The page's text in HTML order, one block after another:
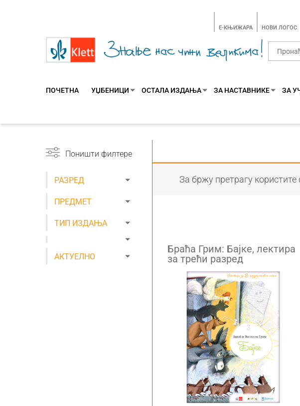
E-КЊИЖАРА НОВИ ЛОГОС
ПОЧЕТНА УЏБЕНИЦИ ОСТАЛА ИЗДАЊА ЗА НАСТАВНИКЕ ЗА
Поништи филтере
РАЗРЕД
ПРЕДМЕТ
ТИП ИЗДАЊА
АКТУЕЛНО
За бржу претрагу
Браћа Грим: Бајке, лектира
за трећи разред